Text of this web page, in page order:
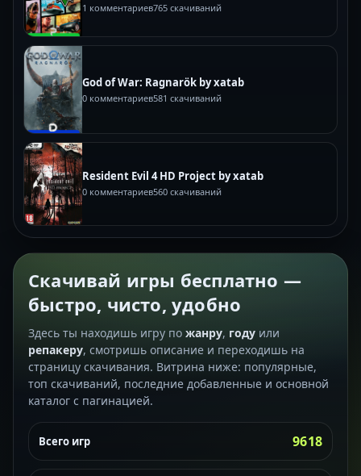
1 комментариев765 скачиваний
God of War: Ragnarök by xatab
0 комментариев581 скачиваний
Resident Evil 4 HD Project by xatab
0 комментариев560 скачиваний
Скачивай игры бесплатно —
быстро, чисто, удобно
Здесь ты находишь игру по жанру, году или
репакеру, смотришь описание и переходишь на
страницу скачивания. Витрина ниже: популярные,
топ скачиваний, последние добавленные и основной
каталог с пагинацией.
Всего игр 9618